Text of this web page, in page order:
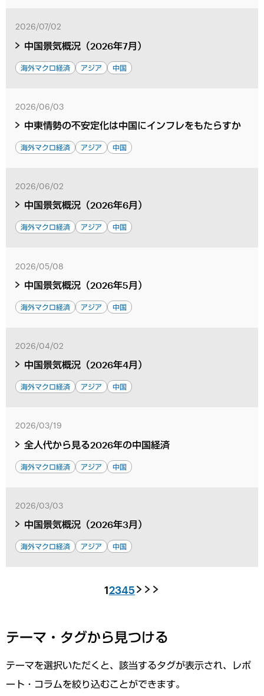
2026/07/02
中国景気概況（2026年7月）
海外マクロ経済 アジア 中国
2026/06/03
中東情勢の不安定化は中国にインフレをもたらすか
海外マクロ経済 アジア 中国
2026/06/02
中国景気概況（2026年6月）
海外マクロ経済 アジア 中国
2026/05/08
中国景気概況（2026年5月）
海外マクロ経済 アジア 中国
2026/04/02
中国景気概況（2026年4月）
海外マクロ経済 アジア 中国
2026/03/19
全人代から見る2026年の中国経済
海外マクロ経済 アジア 中国
2026/03/03
中国景気概況（2026年3月）
海外マクロ経済 アジア 中国
12345
テーマ・タグから見つける
テーマを選択いただくと、該当するタグが表示され、レポ
ート・コラムを絞り込むことができます。